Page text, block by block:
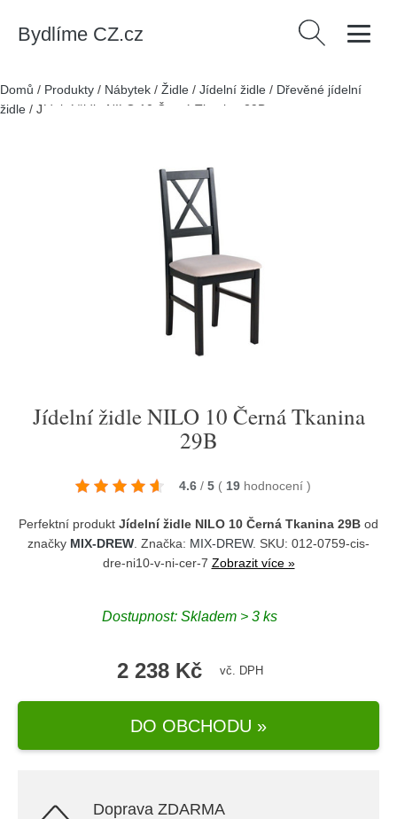
Bydlíme CZ.cz Vyhledávání
Domů / Produkty / Nábytek / Židle / Jídelní židle / Dřevěné jídelní
židle / Jídelní židle NILO 10 Černá Tkanina 29B
Jídelní židle NILO 10 Černá Tkanina
29B
4.6 / 5 ( 19 hodnocení )
Perfektní produkt Jídelní židle NILO 10 Černá Tkanina 29B od
značky MIX-DREW . Značka: MIX-DREW. SKU: 012-0759-cis-
dre-ni10-v-ni-cer-7 Zobrazit více »
Dostupnost: Skladem > 3 ks
2 238 Kč vč. DPH
DO OBCHODU »
Doprava ZDARMA